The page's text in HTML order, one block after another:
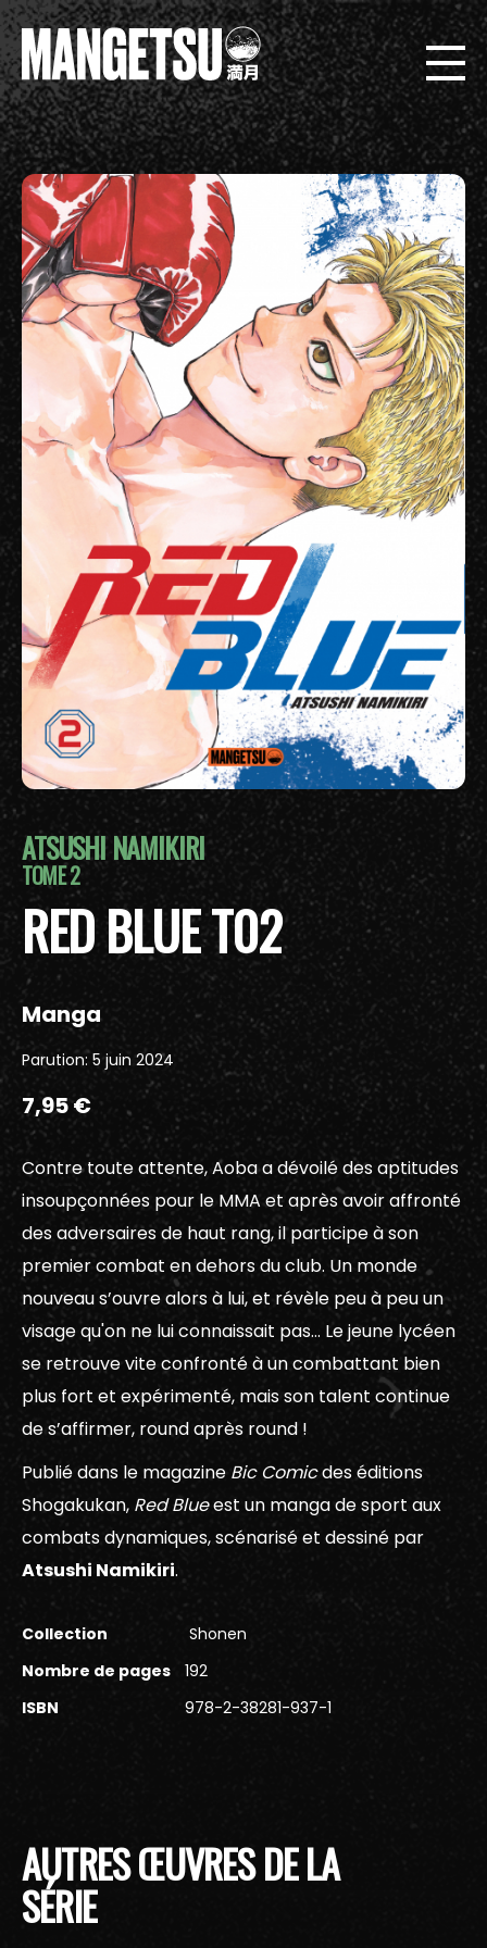
ATSUSHI NAMIKIRI
TOME 2
RED BLUE T02
Manga
Parution: 5 juin 2024
7,95 €
Contre toute attente, Aoba a dévoilé des aptitudes
insoupçonnées pour le MMA et après avoir affronté
des adversaires de haut rang, il participe à son
premier combat en dehors du club. Un monde
nouveau s’ouvre alors à lui, et révèle peu à peu un
visage qu'on ne lui connaissait pas… Le jeune lycéen
se retrouve vite confronté à un combattant bien
plus fort et expérimenté, mais son talent continue
de s’affirmer, round après round !
Publié dans le magazine Bic Comicdes éditions
Shogakukan, Red Blueest un manga de sport aux
combats dynamiques, scénarisé et dessiné par
Atsushi Namikiri.
Collection
Shonen
Nombre de pages
192
ISBN
978-2-38281-937-1
AUTRES ŒUVRES DE LA
SÉRIE